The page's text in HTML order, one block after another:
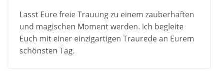
Lasst Eure freie Trauung zu einem zauberhaften
und magischen Moment werden. Ich begleite
Euch mit einer einzigartigen Traurede an Eurem
schönsten Tag.